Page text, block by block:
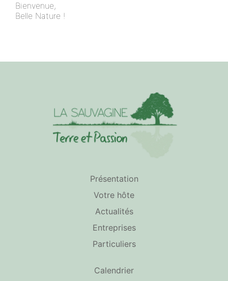
Bienvenue,
Belle Nature !
Présentation
Votre hôte
Actualités
Entreprises
Particuliers
Calendrier